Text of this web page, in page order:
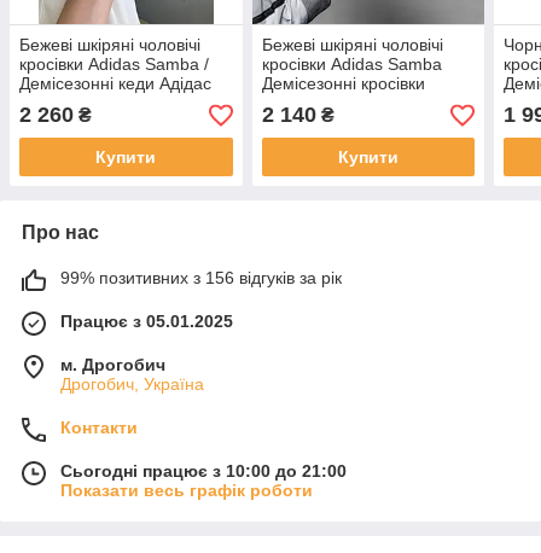
Бежеві шкіряні чоловічі
кросівки Adidas Samba /
Демісезонні кеди Адідас
Самба
2 260 ₴
Купити
Бежеві шкіряні чоловічі
кросівки Adidas Samba
Демісезонні кросівки
Адідас Самба
2 140₴
Купити
1
Про нас
99% позитивних з 156 відгуків за рік
Працює з 05.01.2025
м. Дрогобич
Дрогобич, Україна
Контакти
Сьогодні працює з 10:00 до 21:00
Показати весь графік роботи